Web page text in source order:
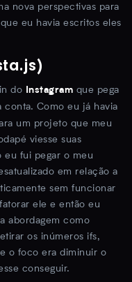
nova perspectivas para
eu havia escritos eles
do Instagram que pega
conta. Como eu já havia
um projeto que meu
viesse suas
eu fui pegar o meu
em relação a
sem funcionar
ele e então eu
abordagem como
os inúmeros ifs,
o foco era diminuir o
conseguir.